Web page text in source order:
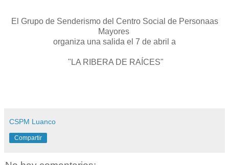
El Grupo de Senderismo del Centro Social de Personaas
Mayores
organiza una salida el 7 de abril a
"LA RIBERA DE RAÍCES"
CSPM Luanco
Compartir